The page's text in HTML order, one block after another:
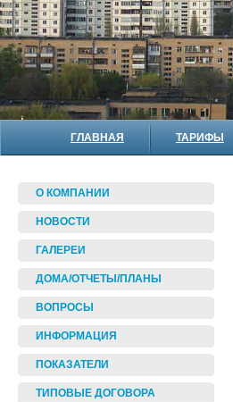
ГЛАВНАЯ ТАРИФЫ
О КОМПАНИИ
НОВОСТИ
ГАЛЕРЕИ
ДОМА/ОТЧЕТЫ/ПЛАНЫ
ВОПРОСЫ
ИНФОРМАЦИЯ
ПОКАЗАТЕЛИ
ТИПОВЫЕ ДОГОВОРА